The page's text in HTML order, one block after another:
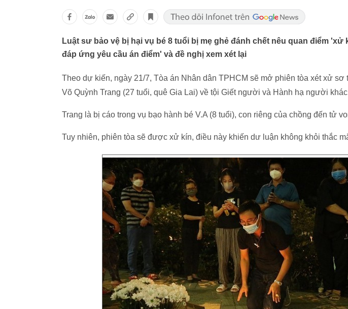
Luật sư bảo vệ bị hại vụ bé 8 tuổi bị mẹ ghẻ đánh chết nêu quan điểm 'xử
đáp ứng yêu cầu án điểm' và đề nghị xem xét lại
Theo dự kiến, ngày 21/7, Tòa án Nhân dân TPHCM sẽ mở phiên tòa xét xử sơ
Võ Quỳnh Trang (27 tuổi, quê Gia Lai) về tội Giết người và Hành hạ người
Trang là bị cáo trong vụ bạo hành bé V.A (8 tuổi), con riêng của chồng đến tử
Tuy nhiên, phiên tòa sẽ được xử kín, điều này khiến dư luận không khỏi thắc